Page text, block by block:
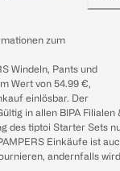
zum
Windeln, Pants und
Wert von 54.99 €,
einlösbar. Der
in allen BIPA Filialen
des tiptoi Starter Sets
Einkäufe ist
andernfalls wird